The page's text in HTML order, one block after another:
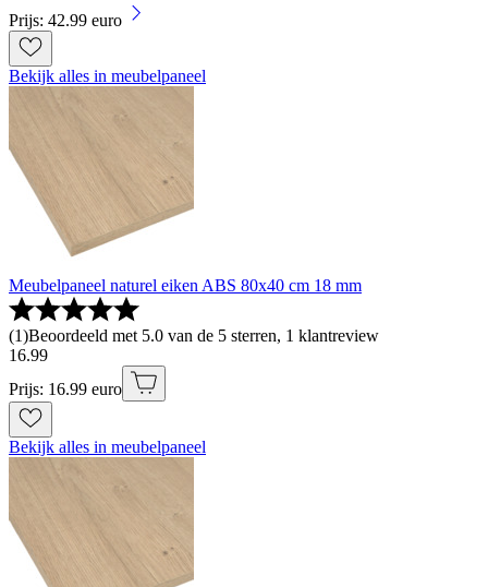
Prijs: 42.99 euro
Bekijk alles in meubelpaneel
Meubelpaneel naturel eiken ABS 80x40 cm 18 mm
(1)Beoordeeld met 5.0 van de 5 sterren, 1 klantreview
16.99
Prijs: 16.99 euro
Bekijk alles in meubelpaneel